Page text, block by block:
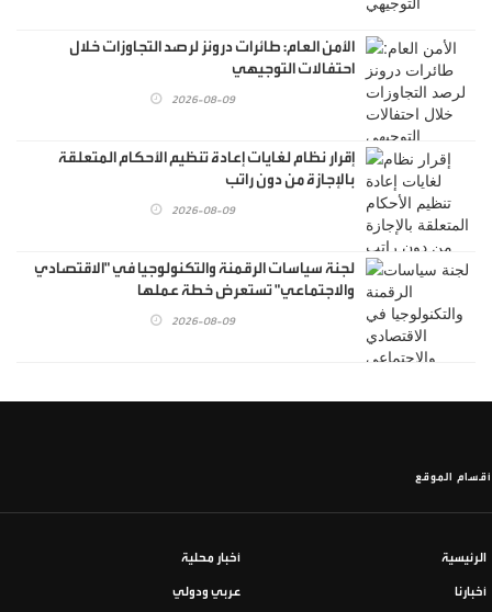
الأمن العام: طائرات درونز لرصد التجاوزات خلال
احتفالات التوجيهي
2026-08-09
إقرار نظام لغايات إعادة تنظيم الأحكام المتعلقة
بالإجازة من دون راتب
2026-08-09
لجنة سياسات الرقمنة والتكنولوجيا في "الاقتصادي
والاجتماعي" تستعرض خطة عملها
2026-08-09
أقسام الموقع
الرئيسية أخبار محلية
أخبارنا عربي ودولي